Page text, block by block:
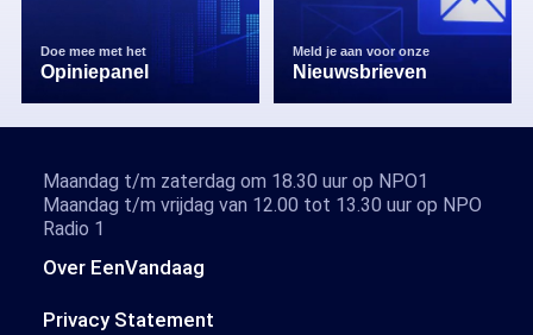
Doe mee met het
Opiniepanel
Meld je aan voor onze
Nieuwsbrieven
Over EenVandaag
Privacy Statement
Maandag t/m zaterdag om 18.30 uur op NPO1
Maandag t/m vrijdag van 12.00 tot 13.30 uur op NPO
Radio 1